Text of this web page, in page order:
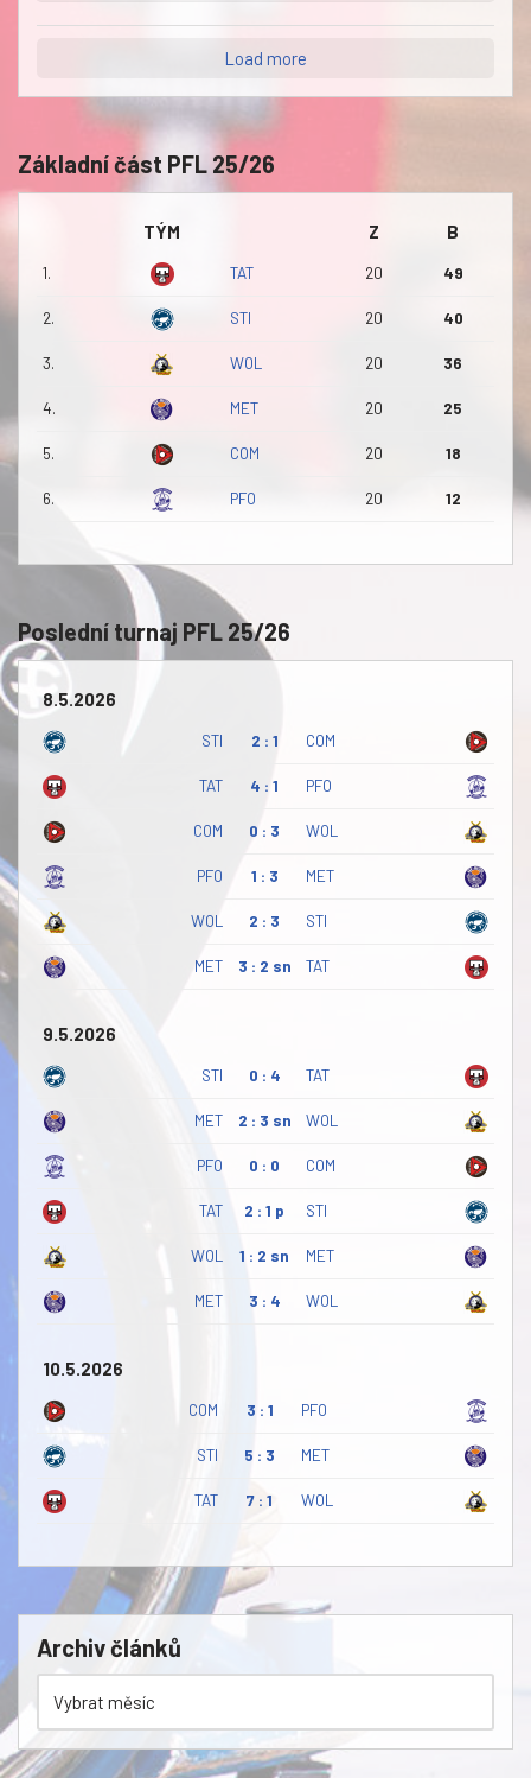
Load more
Základní část PFL 25/26
TÝM Z B
1. TAT 20 49
2. STI 20 40
3. WOL 20 36
4. MET 20 25
5. COM 20 18
6. PFO 20 12
Poslední turnaj PFL 25/26
8.5.2026
STI 2 : 1 COM
TAT 4 : 1 PFO
COM 0 : 3 WOL
PFO 1 : 3 MET
WOL 2 : 3 STI
MET 3 : 2 sn TAT
9.5.2026
STI 0 : 4 TAT
MET 2 : 3 sn WOL
PFO 0 : 0 COM
TAT 2 : 1 p STI
WOL 1 : 2 sn MET
MET 3 : 4 WOL
10.5.2026
COM 3 : 1 PFO
STI 5 : 3 MET
TAT 7 : 1 WOL
Archiv článků